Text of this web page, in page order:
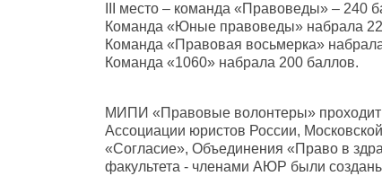
III место – команда «Правоведы» – 240
Команда «Юные правоведы» набрала
Команда «Правовая восьмерка»
Команда «1060» набрала 200 баллов.
МИПИ «Правовые волонтеры» проходит
Ассоциации юристов России,
«Согласие», Объединения «Право в
факультета - членами АЮР были